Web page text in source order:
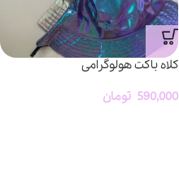
کلاه باکت هولوگرامی
590,000 تومان